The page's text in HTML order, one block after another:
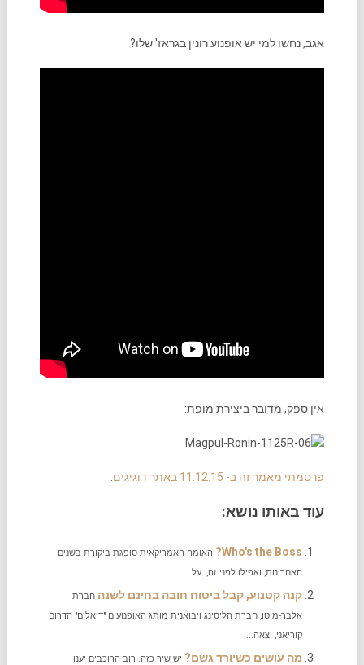
אגב, נחשו למי יש אופנוע רונין בגראז' שלו?
אין ספק, מדובר ביצירת מופת:
פרסמתי מאמר זה ב- 11.12.15 באתר דוגיגים
עוד באותו נושא:
Who's the Boss?
האומה האמריקאית סופגת ביקורת בשנים
האחרונות, ואפילו לפני זה, על...
קנה קטנוע, קבל ביטוח חובה בחינם לשנה חברת
אלבר-מוטו, חברת הליסינג ויבואנית מותג האופנועים "דיאלים" הדרום
קוריאני, יצאה...
מה עושים כשיורד גשם? יש שיר כזה. רוב הרוכבים יענו